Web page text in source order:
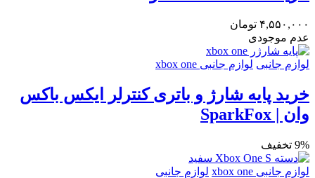
۴,۵۵۰,۰۰۰ تومان
عدم موجودی
لوازم جانبی لوازم جانبی xbox one
خرید پایه شارژ و باتری کنترلر ایکس باکس
وان | SparkFox
9% تخفیف
لوازم جانبی xbox one لوازم جانبی